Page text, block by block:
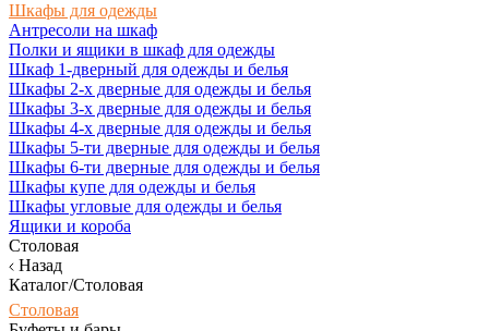
Шкафы для одежды
Антресоли на шкаф
Полки и ящики в шкаф для одежды
Шкаф 1-дверный для одежды и белья
Шкафы 2-х дверные для одежды и белья
Шкафы 3-х дверные для одежды и белья
Шкафы 4-х дверные для одежды и белья
Шкафы 5-ти дверные для одежды и белья
Шкафы 6-ти дверные для одежды и белья
Шкафы купе для одежды и белья
Шкафы угловые для одежды и белья
Ящики и короба
Столовая
Назад
Каталог/Столовая
Столовая